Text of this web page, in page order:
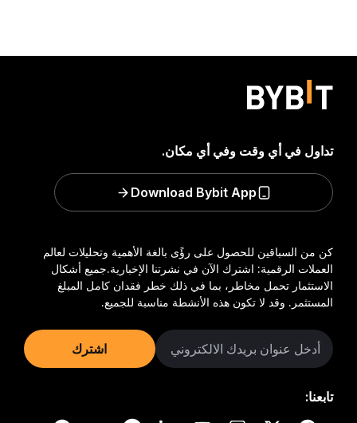
كن من السباقين للحصول على رؤًى بالغة الأهمية وتحليلات لعالم
العملات الرقمية: اشترك الآن في نشرتنا الإخبارية.جميع أشكال
الاستثمار تحمل مخاطر، بما في ذلك خطر فقدان كامل المبلغ
المستثمر. وقد لا تكون هذه الأنشطة مناسبة للجميع.
اشترك
تابعنا:
تداول في أي وقت وفي أي مكان.
Download Bybit App